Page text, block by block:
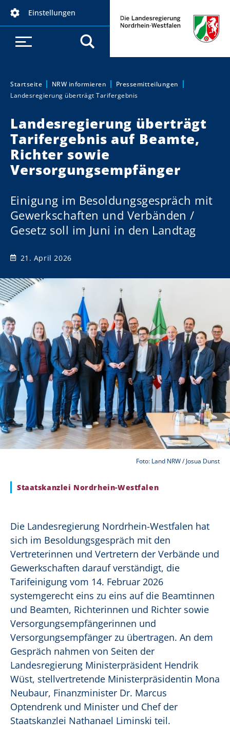
Einstellungen
Sie sind hier:
Startseite NRW informieren
Pressemitteilungen
Landesregierung überträgt Tarifergebnis
Landesregierung überträgt
Tarifergebnis auf Beamte,
Richter sowie
Versorgungsempfänger
Einigung im Besoldungsgespräch mit
Gewerkschaften und Verbänden /
Gesetz soll im Juni in den Landtag
21. April 2026
Foto: Land NRW / Josua Dunst
Staatskanzlei Nordrhein-Westfalen
Die Landesregierung Nordrhein-Westfalen hat
sich im Besoldungsgespräch mit den
Vertreterinnen und Vertretern der Verbände und
Gewerkschaften darauf verständigt, die
Tarifeinigung vom 14. Februar 2026
systemgerecht eins zu eins auf die Beamtinnen
und Beamten, Richterinnen und Richter sowie
Versorgungsempfängerinnen und
Versorgungsempfänger zu übertragen. An dem
Gespräch nahmen von Seiten der
Landesregierung Ministerpräsident Hendrik
Wüst, stellvertretende Ministerpräsidentin Mona
Neubaur, Finanzminister Dr. Marcus
Optendrenk und Minister und Chef der
Staatskanzlei Nathanael Liminski teil.